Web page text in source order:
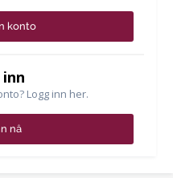
konto
Logg inn her.
nå